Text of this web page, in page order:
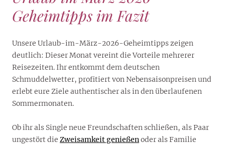
Geheimtipps im Fazit
Unsere Urlaub-im-März-2026-Geheimtipps zeigen
deutlich: Dieser Monat vereint die Vorteile mehrerer
Reisezeiten. Ihr entkommt dem deutschen
Schmuddelwetter, profitiert von Nebensaisonpreisen und
erlebt eure Ziele authentischer als in den überlaufenen
Sommermonaten.
Ob ihr als Single neue Freundschaften schließen, als Paar
ungestört die Zweisamkeit genießenoder als Familie